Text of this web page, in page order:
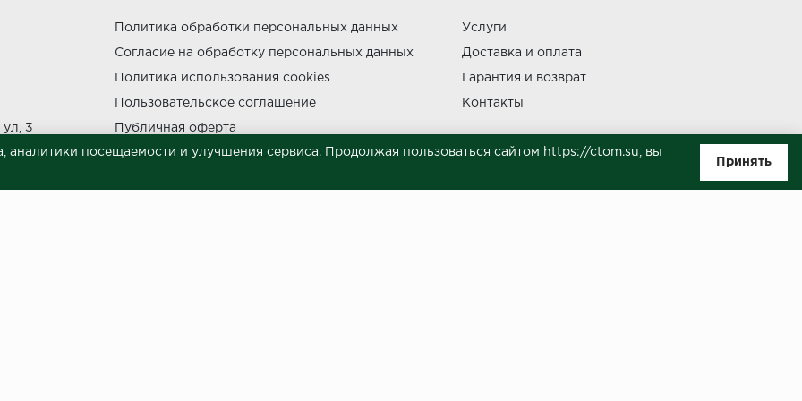
прямых солнечных лучей.
3
Политика обработки персональных данных
Согласие на обработку персональных данных
Политика использования cookies
Пользовательское соглашение
Публичная оферта
Сведения о продавце (реквизиты)
Услуги
Доставка и оплата
Гарантия и возврат
Контакты
посещаемости и улучшения сервиса. Продолжая пользоваться сайтом https://ctom.su, вы
Принять